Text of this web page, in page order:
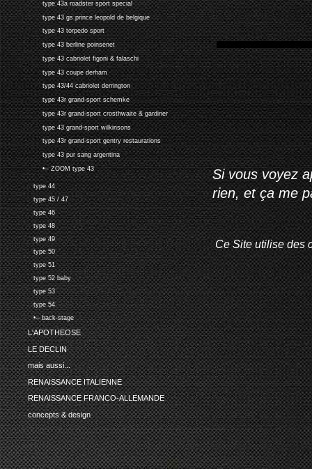
type 43a roadster sport special
type 43 gs prince leopold de belgique
type 43 torpedo sport
type 43 berline poinsenet
type 43 cabriolet figoni & falaschi
type 43 coupe derham
type 43/44 cabriolet derrington
type 43r grand-sport schemke
type 43r grand-sport crosthwaite & gardiner
type 43 grand-sport wilkinsons
type 43r grand-sport gentry restaurations
type 43 pur sang argentina
•-- ZOOM type 43
type 44
type 45 / 47
type 46
type 48
type 49
type 50
type 51
type 52 baby
type 53
type 54
•-- back-stage
L'APOTHEOSE
LE DECLIN
mais aussi...
RENAISSANCE ITALIENNE
RENAISSANCE FRANCO-ALLEMANDE
concepts & design
Si vous voyez
rien, et ça me
Ce Site utilise des